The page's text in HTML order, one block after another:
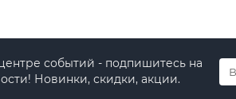
событий - подпишитесь на
Новинки, скидки, акции.